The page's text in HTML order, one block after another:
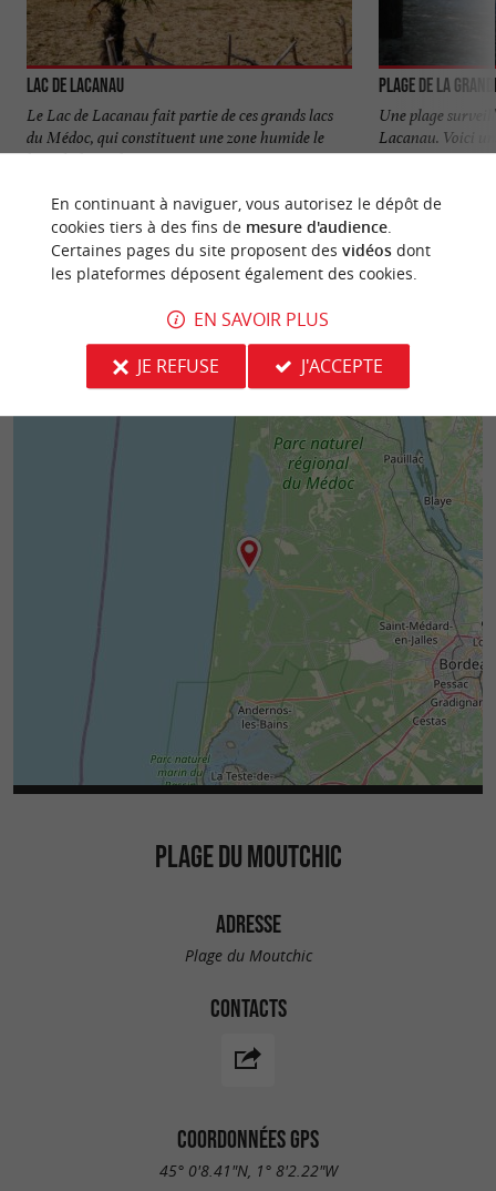
Lac de Lacanau
Le Lac de Lacanau fait partie de ces grands lacs
du Médoc, qui constituent une zone humide le
long du littoral ...
2,6 km - Lacanau
Plage de la
Une plage
Lacanau. Voici
vous êtes à ...
3,8 km -
PLAGE DU MOUTCHIC
ADRESSE
Plage du Moutchic
CONTACTS
COORDONNÉES GPS
45° 0'8.41"N, 1° 8'2.22"W
En continuant à naviguer, vous autorisez le dépôt de
cookies tiers à des fins de mesure d'audience.
Certaines pages du site proposent des vidéosdont
les plateformes déposent également des cookies.
EN SAVOIR PLUS
JE REFUSE
J'ACCEPTE